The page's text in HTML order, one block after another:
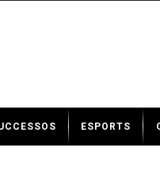
ESPORTS